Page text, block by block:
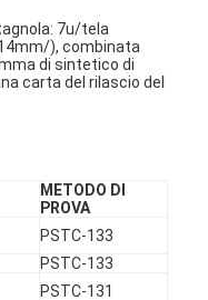
7u/tela
), combinata
di sintetico di
carta del rilascio del
METODO DI
PROVA
PSTC-133
PSTC-133
PSTC-131